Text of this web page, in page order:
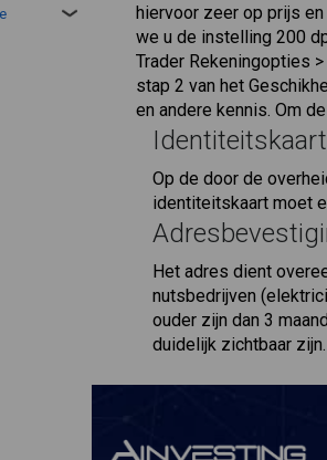
hiervoor zeer op prijs
we u de instelling 200
Trader Rekeningopties
stap 2 van het
en andere kennis. Om
Identiteitskaart
Op de door de
identiteitskaart moet
Het adres dient
nutsbedrijven
ouder zijn dan 3
duidelijk zichtbaar zijn.